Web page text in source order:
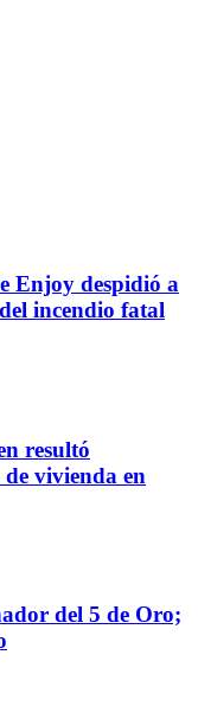
Enjoy despidió a
incendio fatal
resultó
vivienda en
del 5 de Oro;